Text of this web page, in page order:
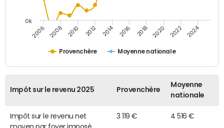
Provenchère Moyenne nationale
2006 2008 2010 2012 2014 2016 2018 2020 2022 2024
0k
Impôt sur le revenu 2025 Provenchère
Moyenne
nationale
Impôt sur le revenu net
3 119 € 4 516 €